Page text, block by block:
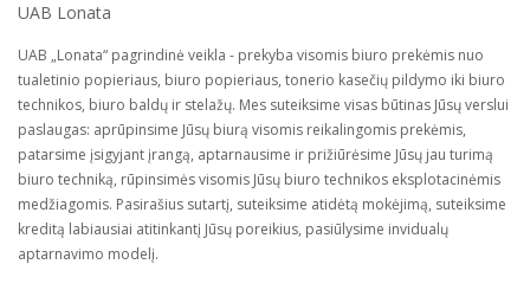
UAB Lonata
UAB „Lonata“ pagrindinė veikla - prekyba visomis biuro prekėmis nuo
tualetinio popieriaus, biuro popieriaus, tonerio kasečių pildymo iki biuro
technikos, biuro baldų ir stelažų. Mes suteiksime visas būtinas Jūsų verslui
paslaugas: aprūpinsime Jūsų biurą visomis reikalingomis prekėmis,
patarsime įsigyjant įrangą, aptarnausime ir prižiūrėsime Jūsų jau turimą
biuro techniką, rūpinsimės visomis Jūsų biuro technikos eksplotacinėmis
medžiagomis. Pasirašius sutartį, suteiksime atidėtą mokėjimą, suteiksime
kreditą labiausiai atitinkantį Jūsų poreikius, pasiūlysime invidualų
aptarnavimo modelį.